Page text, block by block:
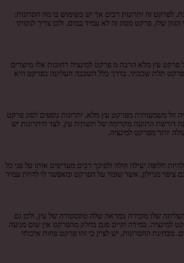
לפרקט זה יתרונות רבים אך יש בשימוש בו מה חסרונות:
שלו, פרקט מסוג זה לא עמיד במים, ולכן צריך לנקותו
עץ מלא הרבה מ פרקט למינציה רחובות אלו מיוצרים
תלת שכבתי. בדרך כלל השכבה העליונה בפרקט היא
משמעותית מפרקט עץ מלא. יתרונות נוספים לסוג פרקט
דורשת התקנה מקדימה של תשתית עץ. לצד היתרונות יש
יותר מפרקט למינציה.
חלופה יעילה וזולה ולפיכך רבים מעדיפים אותו על פני כל
מניילון, אשר שומר על הפרקט ומאפשר לו להיות עמיד
שלו מזכירה במראה שלה טקסטורה של עץ, ולכן גם
למינציה. במידה וקיים פגם בחלק מהפרקט אין שום מניעה
החסרונות, יש לציין כי זהו פרקט פחות איכותי